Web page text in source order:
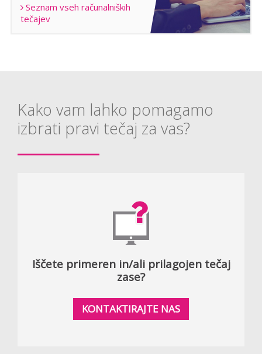
Seznam vseh računalniških
tečajev
Kako vam lahko pomagamo
izbrati pravi tečaj za vas?
Iščete primeren in/ali prilagojen tečaj
zase?
KONTAKTIRAJTE NAS